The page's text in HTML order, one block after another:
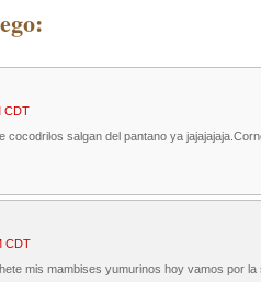
CDT
cocodrilos salgan del pantano ya
CDT
mis mambises yumurinos hoy vamos por la